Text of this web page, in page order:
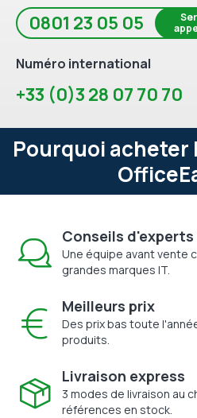
0801 23 05 05
Numéro international
+33 (0)3 28 07 70 70
Pourquoi acheter
Conseils d'experts
Une équipe avant vente
grandes marques IT.
Meilleurs prix
Des prix bas toute
produits.
Livraison express
3 modes de livraison au
références en stock.